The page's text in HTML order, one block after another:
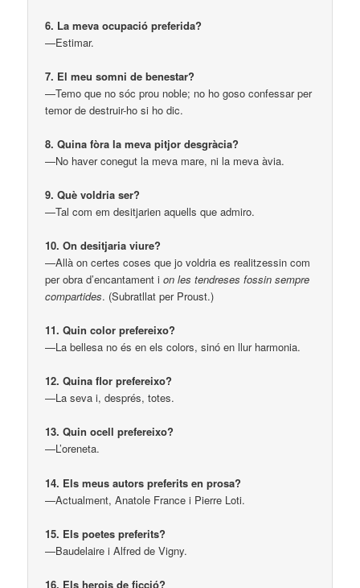
6. La meva ocupació preferida?
—Estimar.
7. El meu somni de benestar?
—Temo que no sóc prou noble; no ho goso confessar per
temor de destruir-ho si ho dic.
8. Quina fòra la meva pitjor desgràcia?
—No haver conegut la meva mare, ni la meva àvia.
9. Què voldria ser?
—Tal com em desitjarien aquells que admiro.
10. On desitjaria viure?
—Allà on certes coses que jo voldria es realitzessin com
per obra d’encantament ion les tendreses fossin sempre
compartides. (Subratllat per Proust.)
11. Quin color prefereixo?
—La bellesa no és en els colors, sinó en llur harmonia.
12. Quina flor prefereixo?
—La seva i, després, totes.
13. Quin ocell prefereixo?
—L’oreneta.
14. Els meus autors preferits en prosa?
—Actualment, Anatole France i Pierre Loti.
15. Els poetes preferits?
—Baudelaire i Alfred de Vigny.
16. Els herois de ficció?